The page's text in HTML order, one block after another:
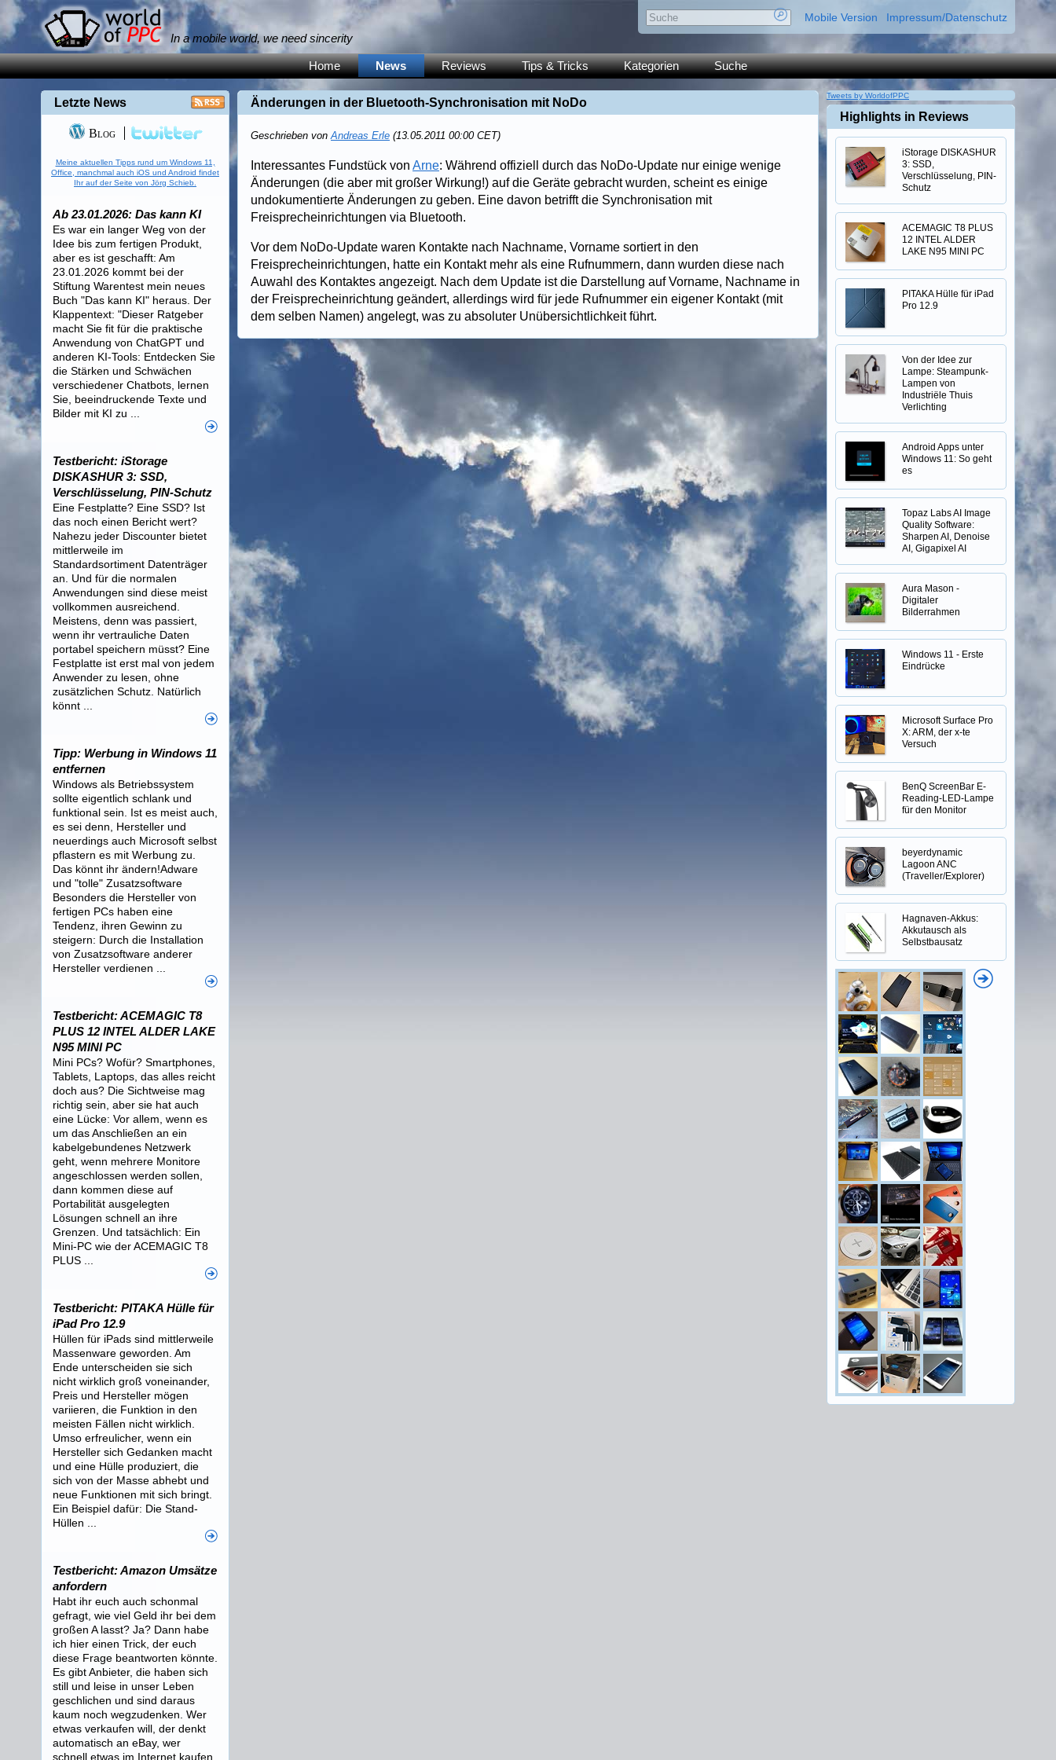
In a mobile world, we need sincerity
Mobile Version Impressum/Datenschutz
Home News Reviews Tips & Tricks Kategorien Suche
Änderungen in der Bluetooth-Synchronisation mit NoDo
Geschrieben vonAndreas Erle (13.05.2011 00:00 CET)
Interessantes Fundstück von Arne: Während offiziell durch das NoDo-Update nur einige wenige
Änderungen (die aber mit großer Wirkung!) auf die Geräte gebracht wurden, scheint es einige
undokumentierte Änderungen zu geben. Eine davon betrifft die Synchronisation mit
Freisprecheinrichtungen via Bluetooth.
Vor dem NoDo-Update waren Kontakte nach Nachname, Vorname sortiert in den
Freisprecheinrichtungen, hatte ein Kontakt mehr als eine Rufnummern, dann wurden diese nach
Auwahl des Kontaktes angezeigt. Nach dem Update ist die Darstellung auf Vorname, Nachname in
der Freisprecheinrichtung geändert, allerdings wird für jede Rufnummer ein eigener Kontakt (mit
dem selben Namen) angelegt, was zu absoluter Unübersichtlichkeit führt.
Letzte News
Blog
Meine aktuellen Tipps rund um Windows 11,
Office, manchmal auch iOS und Android findet
Ihr auf der Seite von Jörg Schieb.
Ab 23.01.2026: Das kann KI
Es war ein langer Weg von der
Idee bis zum fertigen Produkt,
aber es ist geschafft: Am
23.01.2026 kommt bei der
Stiftung Warentest mein neues
Buch "Das kann KI" heraus. Der
Klappentext: "Dieser Ratgeber
macht Sie fit für die praktische
Anwendung von ChatGPT und
anderen KI-Tools: Entdecken Sie
die Stärken und Schwächen
verschiedener Chatbots, lernen
Sie, beeindruckende Texte und
Bilder mit KI zu ...
Testbericht: iStorage
DISKASHUR 3: SSD,
Verschlüsselung, PIN-Schutz
Eine Festplatte? Eine SSD? Ist
das noch einen Bericht wert?
Nahezu jeder Discounter bietet
mittlerweile im
Standardsortiment Datenträger
an. Und für die normalen
Anwendungen sind diese meist
vollkommen ausreichend.
Meistens, denn was passiert,
wenn ihr vertrauliche Daten
portabel speichern müsst? Eine
Festplatte ist erst mal von jedem
Anwender zu lesen, ohne
zusätzlichen Schutz. Natürlich
könnt ...
Tipp: Werbung in Windows 11
entfernen
Windows als Betriebssystem
sollte eigentlich schlank und
funktional sein. Ist es meist auch,
es sei denn, Hersteller und
neuerdings auch Microsoft selbst
pflastern es mit Werbung zu.
Das könnt ihr ändern!Adware
und "tolle" Zusatzsoftware
Besonders die Hersteller von
fertigen PCs haben eine
Tendenz, ihren Gewinn zu
steigern: Durch die Installation
von Zusatzsoftware anderer
Hersteller verdienen ...
Testbericht: ACEMAGIC T8
PLUS 12 INTEL ALDER LAKE
N95 MINI PC
Mini PCs? Wofür? Smartphones,
Tablets, Laptops, das alles reicht
doch aus? Die Sichtweise mag
richtig sein, aber sie hat auch
eine Lücke: Vor allem, wenn es
um das Anschließen an ein
kabelgebundenes Netzwerk
geht, wenn mehrere Monitore
angeschlossen werden sollen,
dann kommen diese auf
Portabilität ausgelegten
Lösungen schnell an ihre
Grenzen. Und tatsächlich: Ein
Mini-PC wie der ACEMAGIC T8
PLUS ...
Testbericht: PITAKA Hülle für
iPad Pro 12.9
Hüllen für iPads sind mittlerweile
Massenware geworden. Am
Ende unterscheiden sie sich
nicht wirklich groß voneinander,
Preis und Hersteller mögen
variieren, die Funktion in den
meisten Fällen nicht wirklich.
Umso erfreulicher, wenn ein
Hersteller sich Gedanken macht
und eine Hülle produziert, die
sich von der Masse abhebt und
neue Funktionen mit sich bringt.
Ein Beispiel dafür: Die Stand-
Hüllen ...
Testbericht: Amazon Umsätze
anfordern
Habt ihr euch auch schonmal
gefragt, wie viel Geld ihr bei dem
großen A lasst? Ja? Dann habe
ich hier einen Trick, der euch
diese Frage beantworten könnte.
Es gibt Anbieter, die haben sich
still und leise in unser Leben
geschlichen und sind daraus
kaum noch wegzudenken. Wer
etwas verkaufen will, der denkt
automatisch an eBay, wer
schnell etwas im Internet kaufen
Tweets by WorldofPPC
Highlights in Reviews
iStorage DISKASHUR
3: SSD,
Verschlüsselung, PIN-
Schutz
ACEMAGIC T8 PLUS
12 INTEL ALDER
LAKE N95 MINI PC
PITAKA Hülle für iPad
Pro 12.9
Von der Idee zur
Lampe: Steampunk-
Lampen von
Industriële Thuis
Verlichting
Android Apps unter
Windows 11: So geht
es
Topaz Labs AI Image
Quality Software:
Sharpen AI, Denoise
AI, Gigapixel AI
Aura Mason -
Digitaler
Bilderrahmen
Windows 11 - Erste
Eindrücke
Microsoft Surface Pro
X: ARM, der x-te
Versuch
BenQ ScreenBar E-
Reading-LED-Lampe
für den Monitor
beyerdynamic
Lagoon ANC
(Traveller/Explorer)
Hagnaven-Akkus:
Akkutausch als
Selbstbausatz